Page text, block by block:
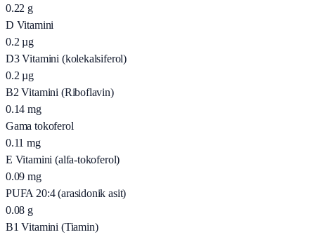
0.22 g
D Vitamini
0.2 µg
D3 Vitamini (kolekalsiferol)
0.2 µg
B2 Vitamini (Riboflavin)
0.14 mg
Gama tokoferol
0.11 mg
E Vitamini (alfa-tokoferol)
0.09 mg
PUFA 20:4 (arasidonik asit)
0.08 g
B1 Vitamini (Tiamin)